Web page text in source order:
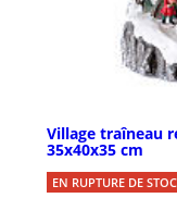
Village traîneau
35x40x35 cm
EN RUPTURE DE